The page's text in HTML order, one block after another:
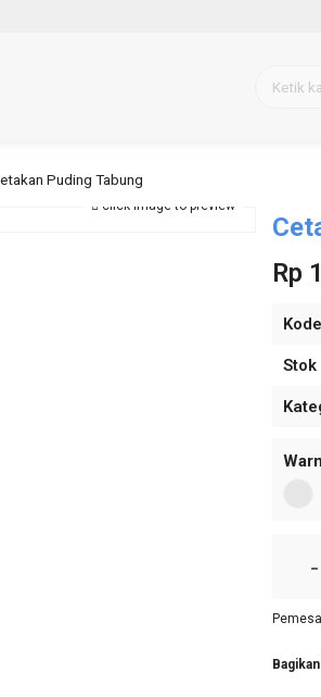
Puding Tabung
click image to preview
Rp
Kode
Stok
-